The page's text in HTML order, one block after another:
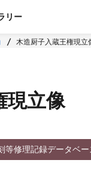
リー
木造厨子入蔵王権現立
現立像
修理記録データベー